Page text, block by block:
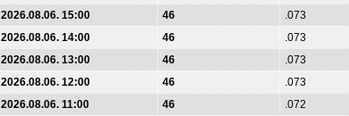
2026.08.06. 15:00
46
.073
2026.08.06. 14:00
46
.073
2026.08.06. 13:00
46
.073
2026.08.06. 12:00
46
.073
2026.08.06. 11:00
46
.072